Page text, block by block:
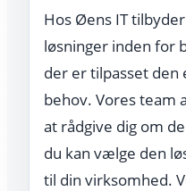
Hos Øens IT
løsninger inden for
der er tilpasset
behov. Vores team
at rådgive dig om
du kan vælge den
til din virksomhed.